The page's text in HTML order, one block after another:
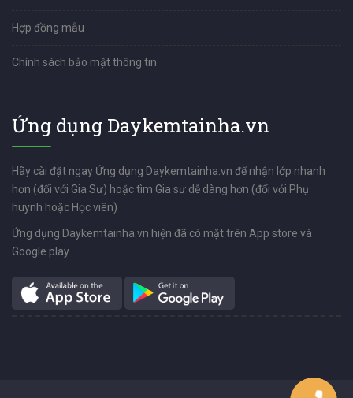
Hợp đồng mẫu
Chính sách bảo mật thông tin
Ứng dụng Daykemtainha.vn
Hãy cài đặt ngay Ứng dụng Daykemtainha.vn để nhận lớp nhanh
hơn (đối với Gia Sư) hoặc tìm Gia sư dễ dàng hơn (đối với Phụ
huynh hoặc Học viên)
Ứng dụng Daykemtainha.vn hiện đã có mặt trên App store và
Google play